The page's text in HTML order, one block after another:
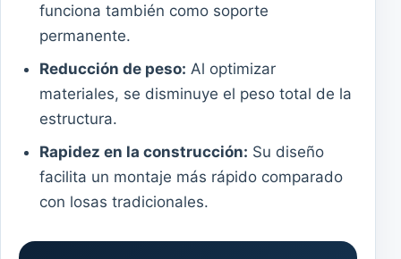
funciona también como soporte
permanente.
Reducción de peso: Al optimizar
materiales, se disminuye el peso total de la
estructura.
Rapidez en la construcción: Su diseño
facilita un montaje más rápido comparado
con losas tradicionales.